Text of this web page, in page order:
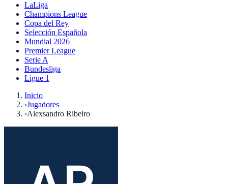
LaLiga
Champions League
Copa del Rey
Selección Española
Mundial 2026
Premier League
Serie A
Bundesliga
Ligue 1
Inicio
›Jugadores
›Alexsandro Ribeiro